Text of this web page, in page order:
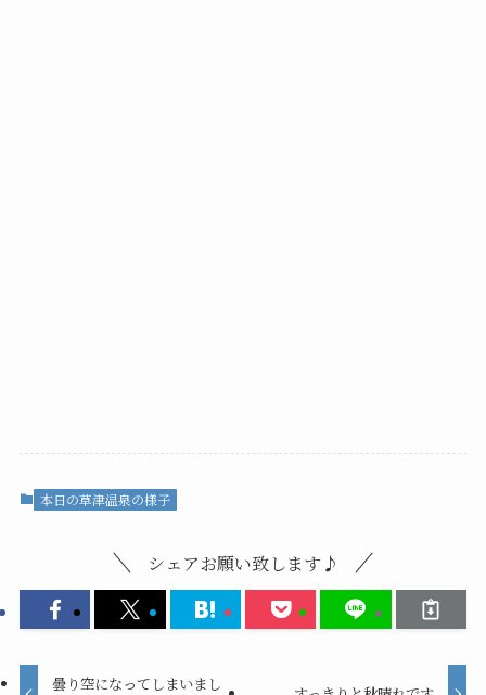
本日の草津温泉の様子
シェアお願い致します♪
曇り空になってしまいまし